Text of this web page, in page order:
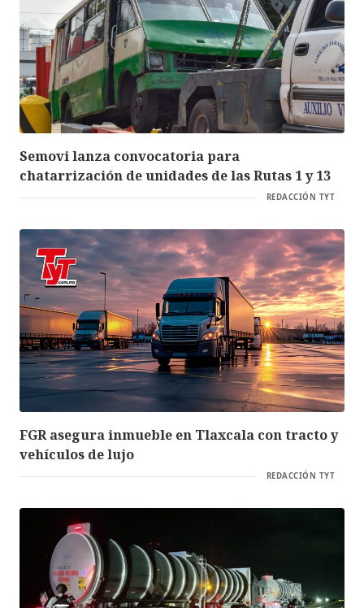
Semovi lanza convocatoria para
chatarrización de unidades de las Rutas 1 y 13
REDACCIÓN TYT
FGR asegura inmueble en Tlaxcala con tracto y
vehículos de lujo
REDACCIÓN TYT